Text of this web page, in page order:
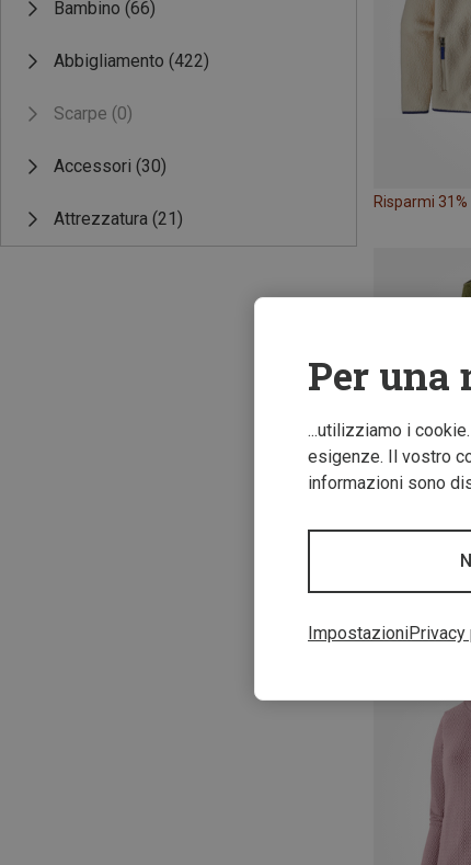
Bambino (66)
Abbigliamento (422)
Scarpe (0)
Accessori (30)
Attrezzatura (21)
Risparmi 31%
Risparmi 25%
Per una
...utilizziamo i
esigenze. Il vostro
informazioni sono
ImpostazioniPrivacy